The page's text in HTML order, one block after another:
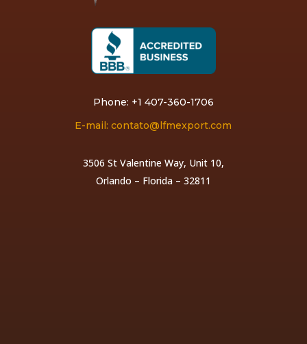
Phone: +1 407-360-1706
E-mail: contato@lfmexport.com
3506 St Valentine Way, Unit 10,
Orlando – Florida – 32811